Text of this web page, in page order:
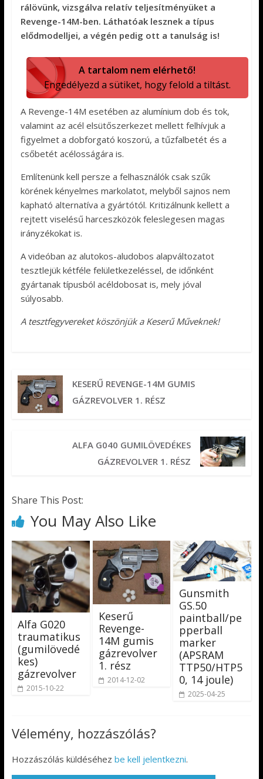
rálövünk, vizsgálva relatív teljesítményüket a
Revenge-14M-ben. Láthatóak lesznek a típus
elődmodelljei, a végén pedig ott a tanulság is!
A tartalom nem elérhető!
Engedélyezd a sütiket, hogy felold a tiltást.
A Revenge-14M esetében az alumínium dob és tok,
valamint az acél elsütőszerkezet mellett felhívjuk a
figyelmet a dobforgató koszorú, a tűzfalbetét és a
csőbetét acélosságára is.
Említenünk kell persze a felhasználók csak szűk
körének kényelmes markolatot, melyből sajnos nem
kapható alternatíva a gyártótól. Kritizálnunk kellett a
rejtett viselésű harceszközök feleslegesen magas
irányzékokat is.
A videóban az alutokos-aludobos alapváltozatot
tesztlejük kétféle felületkezeléssel, de időnként
gyártanak típusból acéldobosat is, mely jóval
súlyosabb.
A tesztfegyvereket köszönjük a Keserű Műveknek!
KESERŰ REVENGE-14M GUMIS
GÁZREVOLVER 1. RÉSZ
ALFA G040 GUMILÖVEDÉKES
GÁZREVOLVER 1. RÉSZ
Share This Post:
You May Also Like
Alfa G020
traumatikus
(gumilövedé
kes)
gázrevolver
2015-10-22
Keserű
Revenge-
14M gumis
gázrevolver
1. rész
2014-12-02
Gunsmith
GS.50
paintball/pe
pperball
marker
(APSRAM
TTP50/HTP5
0, 14 joule)
2025-04-25
Vélemény, hozzászólás?
Hozzászólás küldéséhez be kell jelentkezni.